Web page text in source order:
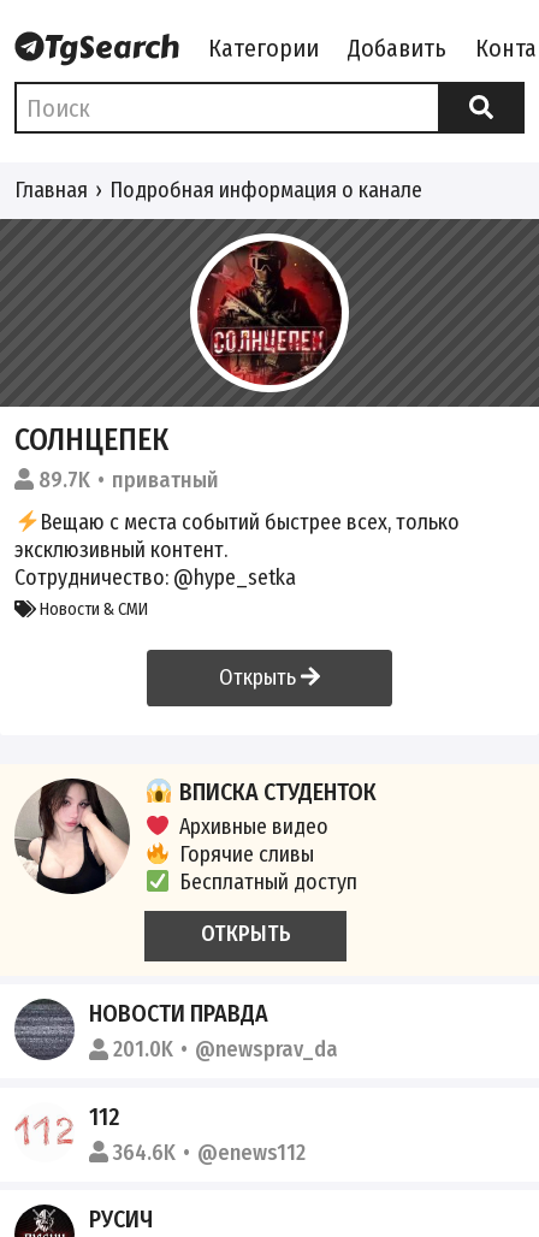
Категории Добавить
Главная Подробная информация о канале
СОЛНЦЕПЕК
89.7K
приватный
Вещаю с места событий быстрее всех, только
эксклюзивный контент.
Сотрудничество: @hype_setka
Новости & СМИ
Открыть
ВПИСКА СТУДЕНТОК
Архивные видео
Горячие сливы
Бесплатный доступ
ОТКРЫТЬ
НОВОСТИ ПРАВДА
201.0K @newsprav_da
112
364.6K @enews112
РУСИЧ